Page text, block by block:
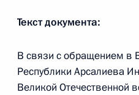
Президенту доложили
Чечни и Дагестана
18 февраля 2012 года, 22:00
Текст документа:
В связи с обращением в
Республики Арсалиева
Великой Отечественной